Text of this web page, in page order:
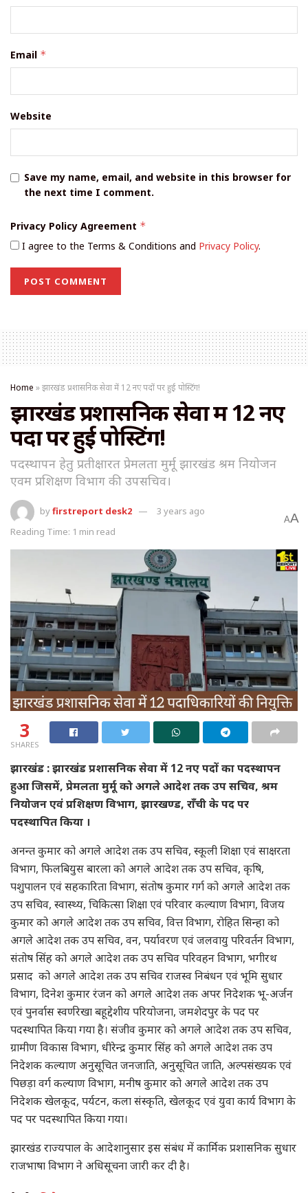
Email *
Website
Save my name, email, and website in this browser for
the next time I comment.
Privacy Policy Agreement *
I agree to the Terms & Conditions and Privacy Policy.
Home »झारखंड प्रशासनिक सेवा में 12 नए पदों पर हुई पोस्टिंग!
झारखंड प्रशासनिक सेवा में 12 नए
पदों पर हुई पोस्टिंग!
पदस्थापन हेतु प्रतीक्षारत प्रेमलता मुर्मू झारखंड श्रम नियोजन
एवम प्रशिक्षण विभाग की उपसचिव।
byfirstreport desk2
3 years ago
Reading Time: 1 min read
AA
3
SHARES
झारखंड : झारखंड प्रशासनिक सेवा में 12 नए पदों का पदस्थापन
हुआ जिसमें, प्रेमलता मुर्मू को अगले आदेश तक उप सचिव, श्रम
नियोजन एवं प्रशिक्षण विभाग, झारखण्ड, राँची के पद पर
पदस्थापित किया ।
अनन्त कुमार को अगले आदेश तक उप सचिव, स्कूली शिक्षा एवं साक्षरता
विभाग, फिलबियुस बारला को अगले आदेश तक उप सचिव, कृषि,
पशुपालन एवं सहकारिता विभाग, संतोष कुमार गर्ग को अगले आदेश तक
उप सचिव, स्वास्थ्य, चिकित्सा शिक्षा एवं परिवार कल्याण विभाग, विजय
कुमार को अगले आदेश तक उप सचिव, वित्त विभाग, रोहित सिन्हा को
अगले आदेश तक उप सचिव, वन, पर्यावरण एवं जलवायु परिवर्तन विभाग,
संतोष सिंह को अगले आदेश तक उप सचिव परिवहन विभाग, भगीरथ
प्रसाद को अगले आदेश तक उप सचिव राजस्व निबंधन एवं भूमि सुधार
विभाग, दिनेश कुमार रंजन को अगले आदेश तक अपर निदेशक भू-अर्जन
एवं पुनर्वास स्वर्णरेखा बहूद्देशीय परियोजना, जमशेदपुर के पद पर
पदस्थापित किया गया है। संजीव कुमार को अगले आदेश तक उप सचिव,
ग्रामीण विकास विभाग, धीरेन्द्र कुमार सिंह को अगले आदेश तक उप
निदेशक कल्याण अनुसूचित जनजाति, अनुसूचित जाति, अल्पसंख्यक एवं
पिछड़ा वर्ग कल्याण विभाग, मनीष कुमार को अगले आदेश तक उप
निदेशक खेलकूद, पर्यटन, कला संस्कृति, खेलकूद एवं युवा कार्य विभाग के
पद पर पदस्थापित किया गया।
झारखंड राज्यपाल के आदेशानुसार इस संबंध में कार्मिक प्रशासनिक सुधार
राजभाषा विभाग ने अधिसूचना जारी कर दी है।